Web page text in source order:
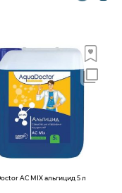
AС MIX альгицид 5 л